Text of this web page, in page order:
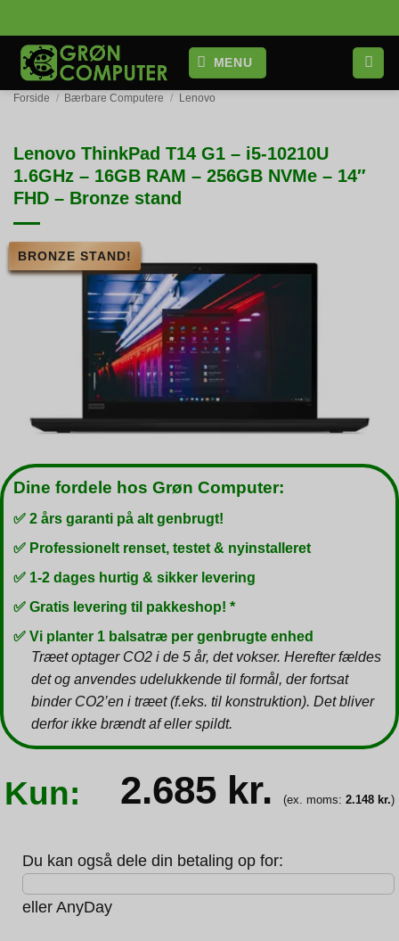
til
indhold
MENU
Forside / Bærbare Computere / Lenovo
Lenovo ThinkPad T14 G1 – i5-10210U
1.6GHz – 16GB RAM – 256GB NVMe – 14″
FHD – Bronze stand
BRONZE STAND!
Dine fordele hos Grøn Computer:
✅ 2 års garanti på alt genbrugt!
✅ Professionelt renset, testet & nyinstalleret
✅ 1-2 dages hurtig & sikker levering
✅ Gratis levering til pakkeshop! *
✅ Vi planter 1 balsatræ per genbrugte enhed
Træet optager CO2 i de 5 år, det vokser. Herefter fældes
det og anvendes udelukkende til formål, der fortsat
binder CO2’en i træet (f.eks. til konstruktion). Det bliver
derfor ikke brændt af eller spildt.
Kun: 2.685 kr. (ex. moms: 2.148 kr.)
Du kan også dele din betaling op for:
eller AnyDay